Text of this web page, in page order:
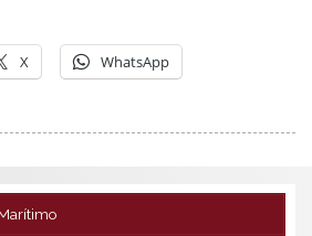
X WhatsApp